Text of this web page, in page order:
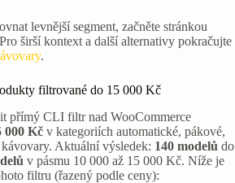
levnější segment, začněte stránkou
širší kontext a další alternativy pokračujte
.
filtrované do 15 000 Kč
přímý CLI filtr nad WooCommerce
000 Kč v kategoriích automatické, pákové,
Aktuální výsledek: 140 modelů do
v pásmu 10 000 až 15 000 Kč. Níže je
filtru (řazený podle ceny):